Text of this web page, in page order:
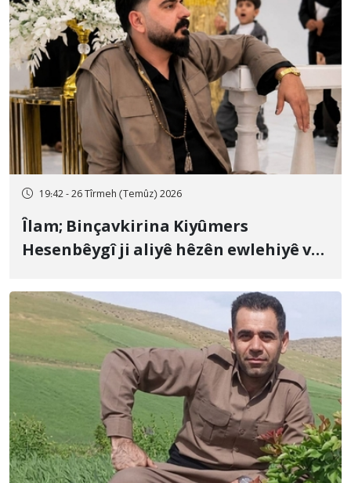
19:42 - 26 Tîrmeh (Temûz) 2026
Îlam; Binçavkirina Kiyûmers
Hesenbêygî ji aliyê hêzên ewlehiyê ve